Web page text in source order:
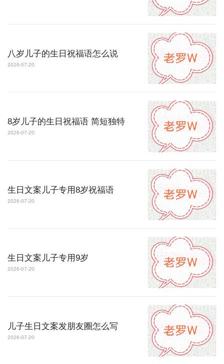
八岁儿子的生日祝福语怎么说
2026-07-20
8岁儿子的生日祝福语 简短独特
2026-07-20
生日文案儿子专用8岁祝福语
2026-07-20
生日文案儿子专用9岁
2026-07-20
儿子生日文案发朋友圈怎么写
2026-07-20